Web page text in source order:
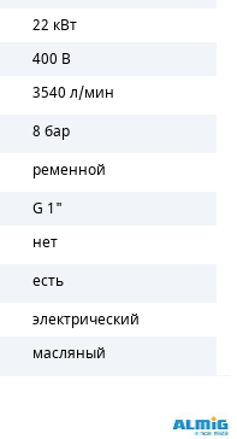
22 кВт
400 В
3540 л/мин
8 бар
ременной
G 1"
нет
есть
электрический
масляный